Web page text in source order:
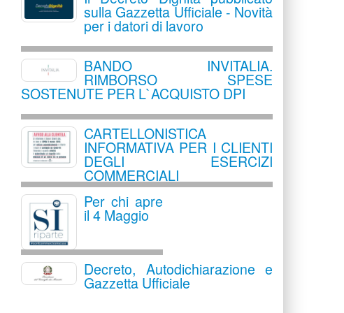
sulla Gazzetta Ufficiale - Novità
per i datori di lavoro
BANDO INVITALIA.
RIMBORSO SPESE
SOSTENUTE PER L`ACQUISTO DPI
CARTELLONISTICA
INFORMATIVA PER I CLIENTI
DEGLI ESERCIZI
COMMERCIALI
Per chi apre
il 4 Maggio
Decreto, Autodichiarazione e
Gazzetta Ufficiale